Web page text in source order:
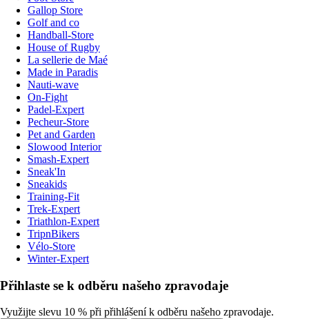
Gallop Store
Golf and co
Handball-Store
House of Rugby
La sellerie de Maé
Made in Paradis
Nauti-wave
On-Fight
Padel-Expert
Pecheur-Store
Pet and Garden
Slowood Interior
Smash-Expert
Sneak'In
Sneakids
Training-Fit
Trek-Expert
Triathlon-Expert
TripnBikers
Vélo-Store
Winter-Expert
Přihlaste se k odběru našeho zpravodaje
Využijte slevu 10 % při přihlášení k odběru našeho zpravodaje.